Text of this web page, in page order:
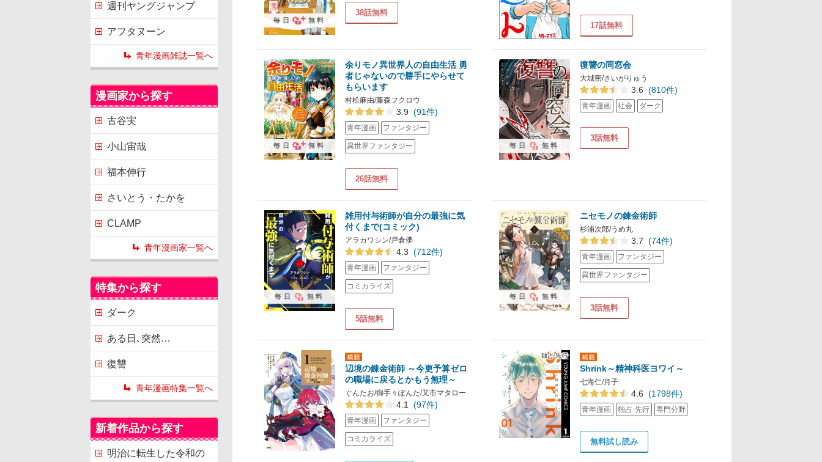
38話無料
毎日 無料
17話無料
余りモノ異世界人の自由生活 勇
者じゃないので勝手にやらせて
もらいます
村松麻由/藤森フクロウ
3.9 (91件)
青年漫画 ファンタジー
異世界ファンタジー
26話無料
毎日 無料
復讐の同窓会
大城密/さいがりゅう
3.6 (810件)
青年漫画 社会 ダーク
3話無料
毎日 無料
雑用付与術師が自分の最強に気
付くまで(コミック)
アラカワシン/戸倉儚
4.3 (712件)
青年漫画 ファンタジー
コミカライズ
5話無料
毎日 無料
ニセモノの錬金術師
杉浦次郎/うめ丸
3.7 (74件)
青年漫画 ファンタジー
異世界ファンタジー
3話無料
毎日 無料
辺境の錬金術師 ～今更予算ゼロ
の職場に戻るとかもう無理～
ぐんたお/御手々ぽんた/又市マタロー
4.1 (97件)
青年漫画 ファンタジー
コミカライズ
Shrink～精神科医ヨワイ～
七海仁/月子
4.6 (1798件)
青年漫画 独占·先行 専門分野
無料試し読み
週刊ヤングジャンプ
アフタヌーン
青年漫画雑誌一覧へ
漫画家から探す
古谷実
小山宙哉
福本伸行
さいとう・たかを
CLAMP
青年漫画家一覧へ
特集から探す
ダーク
ある日､突然…
復讐
青年漫画特集一覧へ
新着作品から探す
明治に転生した令和の